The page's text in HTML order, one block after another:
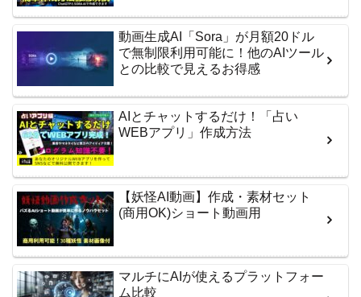
動画生成AI「Sora」が月額20ドル
で無制限利用可能に！他のAIツール
との比較で見えるお得感
AIとチャットするだけ！「占い
WEBアプリ」作成方法
【妖怪AI動画】作成・素材セット
(商用OK)ショート動画用
マルチにAIが使えるプラットフォー
ム比較